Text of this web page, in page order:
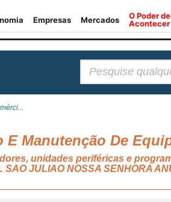
E Manutenção De
unidades periféricas e
JULIAO NOSSA SENHORA